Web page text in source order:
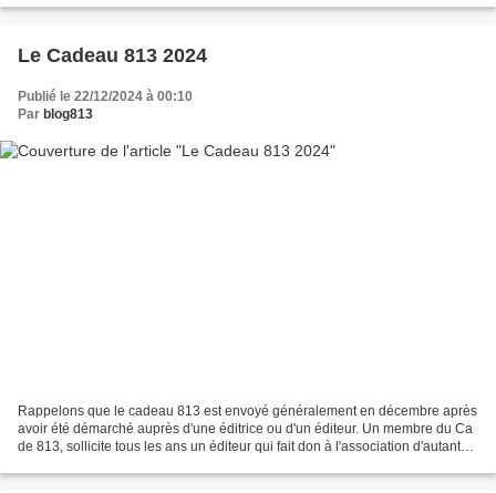
Le Cadeau 813 2024
Publié le 22/12/2024 à 00:10
Par blog813
Rappelons que le cadeau 813 est envoyé généralement en décembre après
avoir été démarché auprès d'une éditrice ou d'un éditeur. Un membre du Ca
de 813, sollicite tous les ans un éditeur qui fait don à l'association d'autant